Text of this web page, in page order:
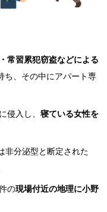
常習累犯窃盗などによる
ち、その中にアパート専
侵入し、寝ている女性を
非分泌型と断定された
の現場付近の地理に小野